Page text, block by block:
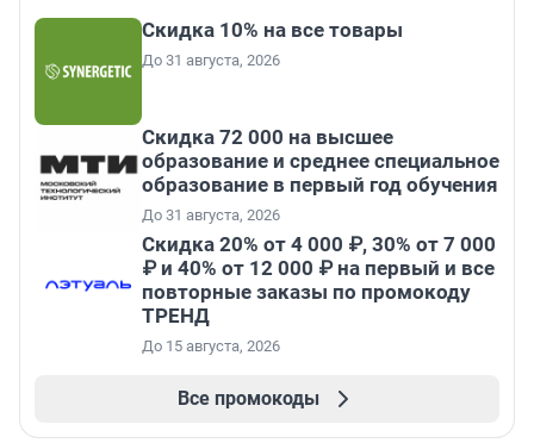
Скидка 10% на все товары
До 31 августа, 2026
Скидка 72 000 на высшее
образование и среднее специальное
образование в первый год обучения
До 31 августа, 2026
Скидка 20% от 4 000 ₽, 30% от 7 000
₽ и 40% от 12 000 ₽ на первый и все
повторные заказы по промокоду
ТРЕНД
До 15 августа, 2026
Все промокоды